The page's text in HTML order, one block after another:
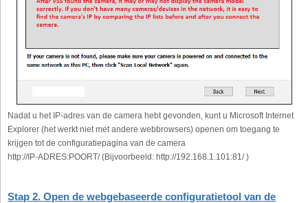
Nadat u het IP-adres van de camera hebt gevonden, kunt u Microsoft Internet
Explorer (het werkt niet met andere webbrowsers) openen om toegang te
krijgen tot de configuratiepagina van de camera
http://IP-ADRES:POORT/ (Bijvoorbeeld: http://192.168.1.101:81/ )
Stap 2. Open de webgebaseerde configuratietool van de